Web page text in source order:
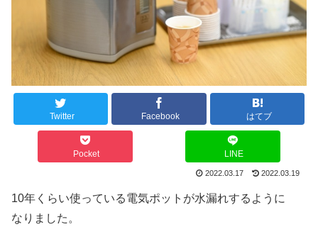
Twitter Facebook はてブ
Pocket LINE
2022.03.17 2022.03.19
10年くらい使っている電気ポットが水漏れするように
なりました。